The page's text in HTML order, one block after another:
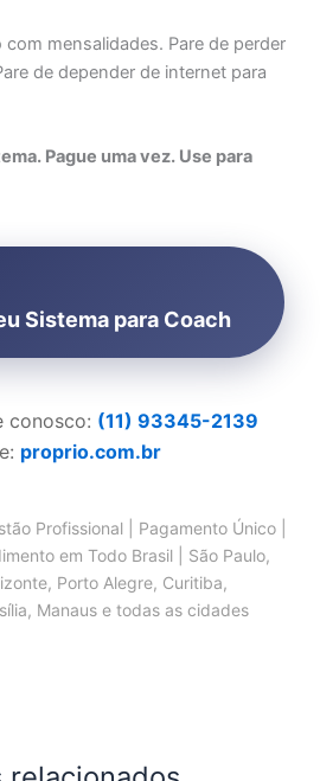
com mensalidades. Pare de perder
de depender de internet para
Pague uma vez. Use para
Sistema para Coach
conosco: (11) 93345-2139
proprio.com.br
Profissional | Pagamento Único |
em Todo Brasil | São Paulo,
Porto Alegre, Curitiba,
Manaus e todas as cidades